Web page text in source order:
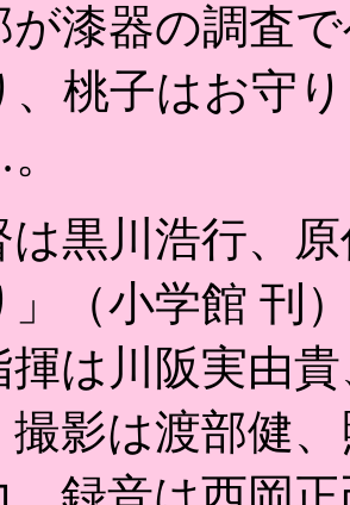
が漆器の調査
、桃子はお守
は黒川浩行、
」（小学館 刊
揮は川阪実由
撮影は渡部健